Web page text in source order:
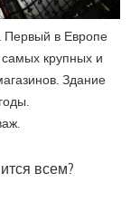
в Европе
крупных и
Здание
всем?